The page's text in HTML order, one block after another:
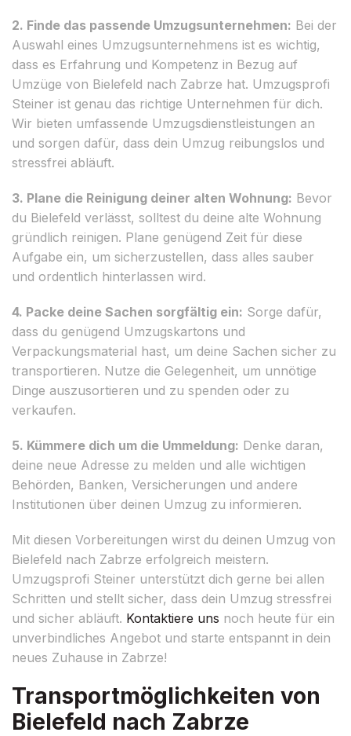
2. Finde das passende Umzugsunternehmen: Bei der
Auswahl eines Umzugsunternehmens ist es wichtig,
dass es Erfahrung und Kompetenz in Bezug auf
Umzüge von Bielefeld nach Zabrze hat. Umzugsprofi
Steiner ist genau das richtige Unternehmen für dich.
Wir bieten umfassende Umzugsdienstleistungen an
und sorgen dafür, dass dein Umzug reibungslos und
stressfrei abläuft.
3. Plane die Reinigung deiner alten Wohnung: Bevor
du Bielefeld verlässt, solltest du deine alte Wohnung
gründlich reinigen. Plane genügend Zeit für diese
Aufgabe ein, um sicherzustellen, dass alles sauber
und ordentlich hinterlassen wird.
4. Packe deine Sachen sorgfältig ein: Sorge dafür,
dass du genügend Umzugskartons und
Verpackungsmaterial hast, um deine Sachen sicher zu
transportieren. Nutze die Gelegenheit, um unnötige
Dinge auszusortieren und zu spenden oder zu
verkaufen.
5. Kümmere dich um die Ummeldung: Denke daran,
deine neue Adresse zu melden und alle wichtigen
Behörden, Banken, Versicherungen und andere
Institutionen über deinen Umzug zu informieren.
Mit diesen Vorbereitungen wirst du deinen Umzug von
Bielefeld nach Zabrze erfolgreich meistern.
Umzugsprofi Steiner unterstützt dich gerne bei allen
Schritten und stellt sicher, dass dein Umzug stressfrei
und sicher abläuft. Kontaktiere uns noch heute für ein
unverbindliches Angebot und starte entspannt in dein
neues Zuhause in Zabrze!
Transportmöglichkeiten von
Bielefeld nach Zabrze